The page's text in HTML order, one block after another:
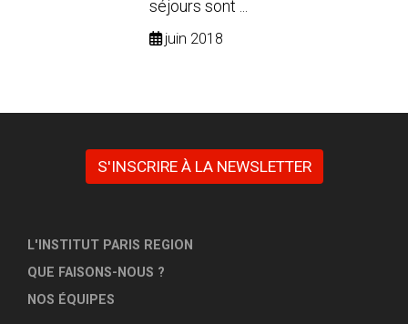
séjours sont ...
juin 2018
S'INSCRIRE À LA NEWSLETTER
L'INSTITUT PARIS REGION
QUE FAISONS-NOUS ?
NOS ÉQUIPES